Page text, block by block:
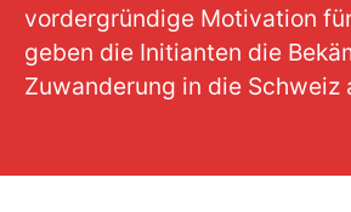
vordergründige Motivation
geben die Initianten die
Zuwanderung in die Schweiz